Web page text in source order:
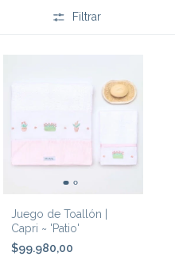
Filtrar
Juego de Toallón |
Capri ~ 'Patio'
$99.980,00